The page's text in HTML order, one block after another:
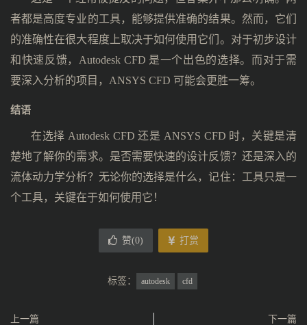
者都是高度专业的工具，能够提供准确的结果。然而，它们
的准确性在很大程度上取决于如何使用它们。对于初步设计
和快速反馈，Autodesk CFD 是一个出色的选择。而对于需
要深入分析的项目，ANSYS CFD 可能会更胜一筹。
结语
在选择 Autodesk CFD 还是 ANSYS CFD 时，关键是清
楚地了解你的需求。是否需要快速的设计反馈？还是深入的
流体动力学分析？无论你的选择是什么，记住：工具只是一
个工具，关键在于如何使用它！
赞(0) 打赏
标签： autodesk cfd
上一篇
下一篇